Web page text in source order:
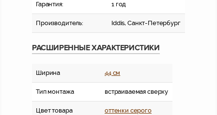
Гарантия: 1 год
Производитель: Iddis, Санкт-Петербург
РАСШИРЕННЫЕ ХАРАКТЕРИСТИКИ
Ширина 44 см
Тип монтажа встраиваемая сверху
Цвет товара оттенки серого